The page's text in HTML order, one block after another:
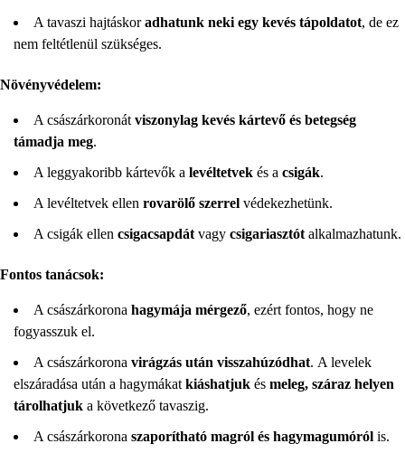
A tavaszi hajtáskoradhatunk neki egy kevés tápoldatot, de ez
nem feltétlenül szükséges.
Növényvédelem:
A császárkoronát viszonylag kevés kártevő és betegség
támadja meg.
A leggyakoribb kártevők a levéltetvek és a csigák.
A levéltetvek ellen rovarölő szerrel védekezhetünk.
A csigák ellen csigacsapdát vagy csigariasztót alkalmazhatunk.
Fontos tanácsok:
A császárkorona hagymája mérgező, ezért fontos, hogy ne
fogyasszuk el.
A császárkorona virágzás után visszahúzódhat. A levelek
elszáradása után a hagymákat kiáshatjuk és meleg, száraz helyen
tárolhatjuk a következő tavaszig.
A császárkorona szaporítható magról és hagymagumóról is.